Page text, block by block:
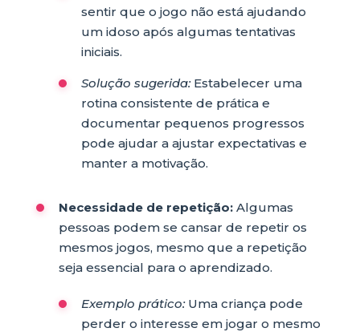
sentir que o jogo não está ajudando
um idoso após algumas tentativas
iniciais.
Solução sugerida:Estabelecer uma
rotina consistente de prática e
documentar pequenos progressos
pode ajudar a ajustar expectativas e
manter a motivação.
Necessidade de repetição:Algumas
pessoas podem se cansar de repetir os
mesmos jogos, mesmo que a repetição
seja essencial para o aprendizado.
Exemplo prático:Uma criança pode
perder o interesse em jogar o mesmo